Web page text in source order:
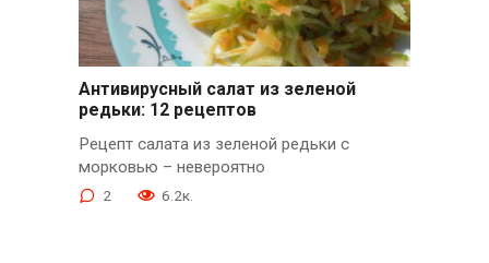
Антивирусный салат из зеленой
редьки: 12 рецептов
Рецепт салата из зеленой редьки с
морковью – невероятно
2 6.2к.